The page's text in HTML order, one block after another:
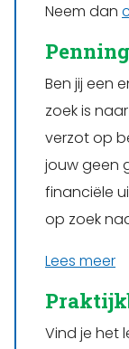
Neem dan
Ben jij een
zoek is
verzot op
jouw geen
financiële
op zoek
Lees meer
Vind je het